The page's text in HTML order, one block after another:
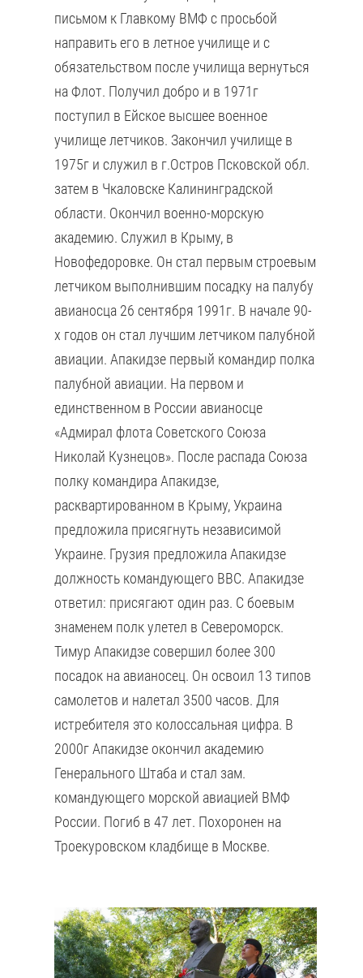
письмом к Главкому ВМФ с просьбой
направить его в летное училище и с
обязательством после училища вернуться
на Флот. Получил добро и в 1971г
поступил в Ейское высшее военное
училище летчиков. Закончил училище в
1975г и служил в г.Остров Псковской обл.
затем в Чкаловске Калининградской
области. Окончил военно-морскую
академию. Служил в Крыму, в
Новофедоровке. Он стал первым строевым
летчиком выполнившим посадку на палубу
авианосца 26 сентября 1991г. В начале 90-
х годов он стал лучшим летчиком палубной
авиации. Апакидзе первый командир полка
палубной авиации. На первом и
единственном в России авианосце
«Адмирал флота Советского Союза
Николай Кузнецов». После распада Союза
полку командира Апакидзе,
расквартированном в Крыму, Украина
предложила присягнуть независимой
Украине. Грузия предложила Апакидзе
должность командующего ВВС. Апакидзе
ответил: присягают один раз. С боевым
знаменем полк улетел в Североморск.
Тимур Апакидзе совершил более 300
посадок на авианосец. Он освоил 13 типов
самолетов и налетал 3500 часов. Для
истребителя это колоссальная цифра. В
2000г Апакидзе окончил академию
Генерального Штаба и стал зам.
командующего морской авиацией ВМФ
России. Погиб в 47 лет. Похоронен на
Троекуровском кладбище в Москве.